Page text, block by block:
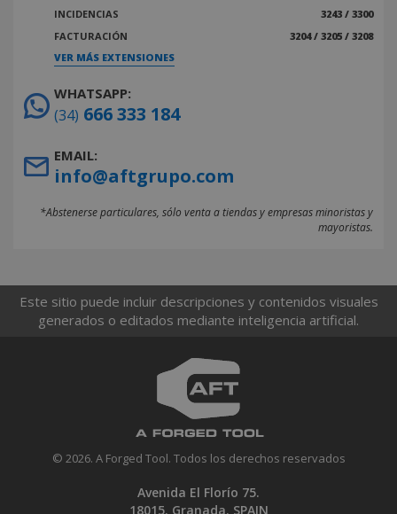
INCIDENCIAS
3243 / 3300
FACTURACIÓN
3204 / 3205 / 3208
VER MÁS EXTENSIONES
WHATSAPP:
(34) 666 333 184
EMAIL:
info@aftgrupo.com
*Abstenerse particulares, sólo venta a tiendas y empresas minoristas y
mayoristas.
Este sitio puede incluir descripciones y contenidos visuales
generados o editados mediante inteligencia artificial.
© 2026. A Forged Tool. Todos los derechos reservados
Avenida El Florío 75.
18015. Granada. SPAIN